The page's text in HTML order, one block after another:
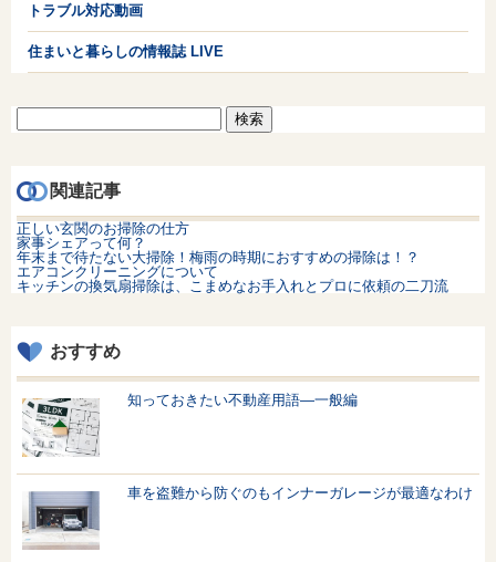
トラブル対応動画
住まいと暮らしの情報誌 LIVE
関連記事
正しい玄関のお掃除の仕方
家事シェアって何？
年末まで待たない大掃除！梅雨の時期におすすめの掃除は！？
エアコンクリーニングについて
キッチンの換気扇掃除は、こまめなお手入れとプロに依頼の二刀流
おすすめ
知っておきたい不動産用語—一般編
車を盗難から防ぐのもインナーガレージが最適なわけ